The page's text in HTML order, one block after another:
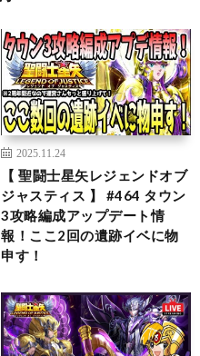
2025.11.24
【 聖闘士星矢レジェンドオブ
ジャスティス 】 #464 タウン
3攻略編成アップデート情
報！ここ2回の遺跡イベに物
申す！